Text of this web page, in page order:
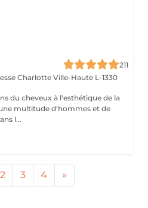
211
Charlotte Ville-Haute L-1330
du cheveux à l'esthétique de la
multitude d'hommes et de
l...
2 3 4 »